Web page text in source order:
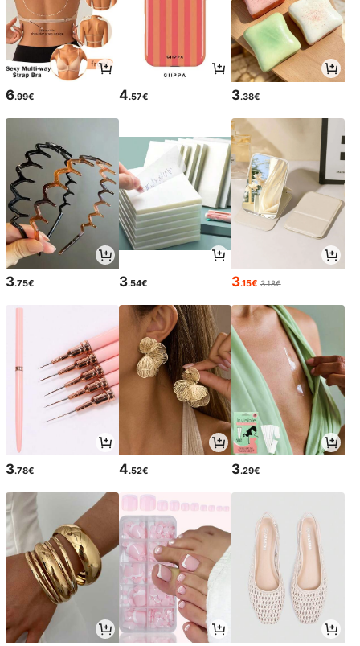
6.99€ 4.57€ 3.38€
3.75€ 3.54€ 3.15€ 3.18€
3.78€ 4.52€ 3.29€